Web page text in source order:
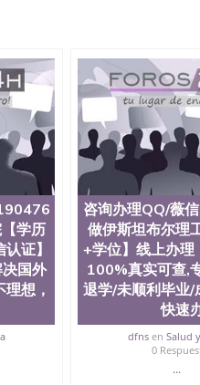
QQ微信551190476国外本科毕
国外编号查询QQ微信
网上购买真文凭可信
书办理QQ微信551190476如何
塞州立大学（San Jose State
悠久的大学之一，也是美西
位于加利福尼亚州的著名综合
化学术氛围，杰出的本科教育
界各地的成百上千的海外学生
力的高等教育机构，并获誉为
学排名中表现优异。其毕业生
学生大三和大四的学期提供许
(CSU), 圣何塞州立大学都占据
于附近的旧金山-圣何塞地区
科，并有来自世界60余国的学
术设计，和航空学等，深受性
专业人士前来研究与学习。
到账转制作点做电子图； 4、
拍照或者视频确认再付余款；
、教育部学历学位认证，留服
学历
证】
国外
想，
咨询办理QQ/薇
做伊斯坦布尔理
+学位】线上办理
100%真实可查,
退学/未顺利毕业/
快速
dfns enSalud
0
...